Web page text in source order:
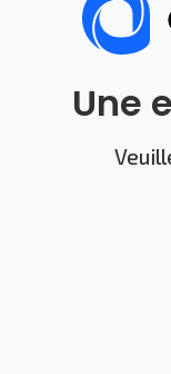
Une